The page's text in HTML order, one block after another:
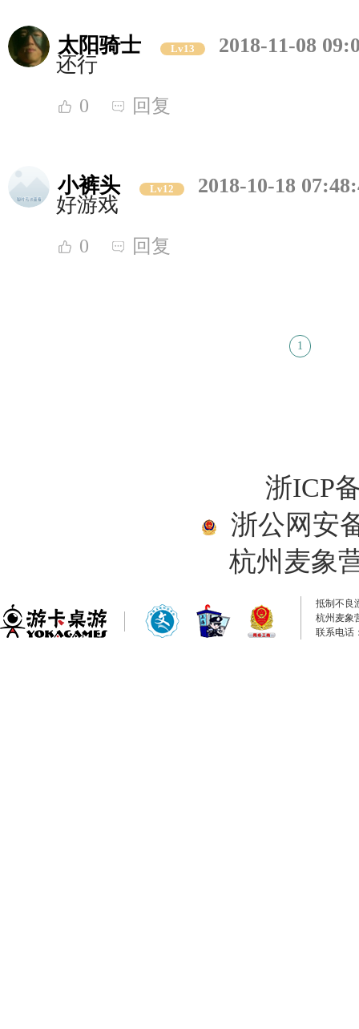
太阳骑士 Lv13
2018-11-08
还行
0 回复
小裤头 Lv12
2018-10-18
好游戏
0 回复
1
浙ICP
浙公网安
杭州麦象
抵制不良
杭州麦象
联系电话